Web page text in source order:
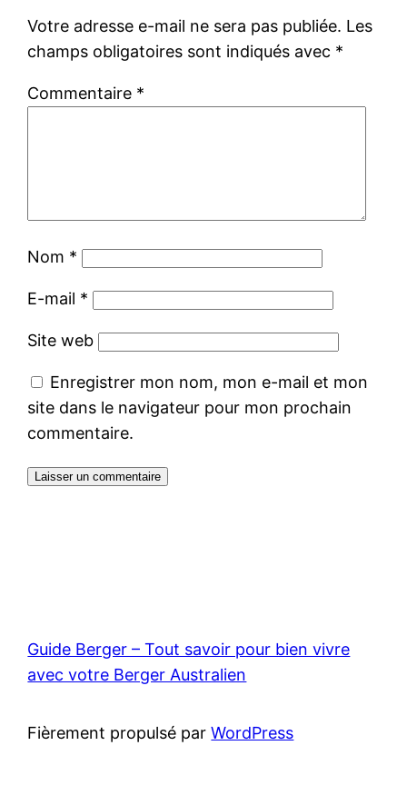
Votre adresse e-mail ne sera pas publiée. Les
champs obligatoires sont indiqués avec *
Commentaire *
Nom *
E-mail *
Site web
Enregistrer mon nom, mon e-mail et mon
site dans le navigateur pour mon prochain
commentaire.
Guide Berger – Tout savoir pour bien vivre
avec votre Berger Australien
Fièrement propulsé parWordPress